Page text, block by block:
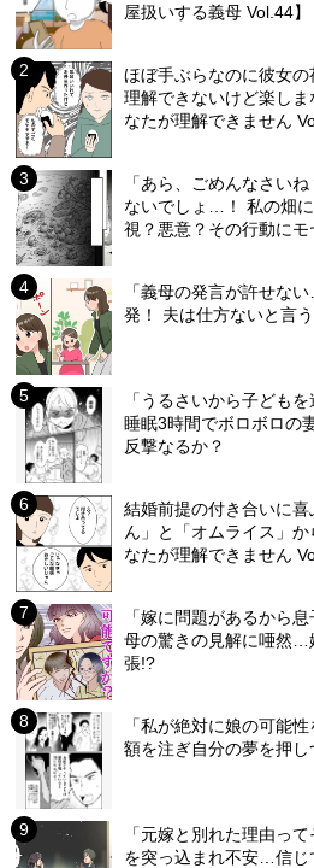
屋扱いする義母 Vol.44】
ほぼ手ぶらなのに彼女
理解できないけど楽し
なたが理解できません
「あら、ごめんなさい
ないでしょ…！ 私の畑
視？悪意？その行動に
「義母の発言が許せな
発！ 夫は仕方ないと言
「うるさいから子ども
睡眠3時間でボロボロの
反撃なるか？
結婚前提の付き合いに
ん」と「オムライス」
なたが理解できません
「嫁に問題があるから
母の驚きの見解に唖然…
張!?
「私が絶対に娘の可能
額を注ぎ自分の夢を押
「元嫁と別れた理由っ
を突っ込まれ不安…信じ